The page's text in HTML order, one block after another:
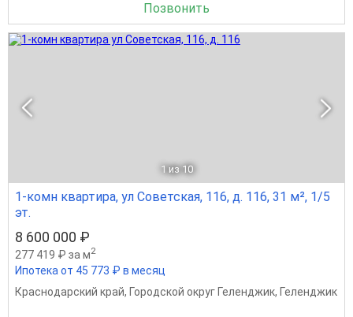
Позвонить
1 из 10
1-комн квартира, ул Советская, 116, д. 116, 31 м², 1/5
эт.
8 600 000 ₽
277 419 ₽ за м2
Ипотека от 45 773 ₽ в месяц
Краснодарский край, Городской округ Геленджик, Геленджик